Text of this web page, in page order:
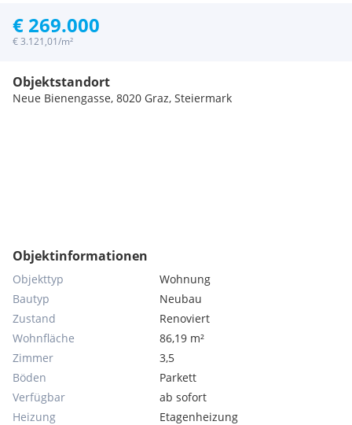
€ 269.000
€ 3.121,01/m²
Objektstandort
Neue Bienengasse, 8020 Graz, Steiermark
Objektinformationen
Objekttyp
Wohnung
Bautyp
Neubau
Zustand
Renoviert
Wohnfläche
86,19 m²
Zimmer
3,5
Böden
Parkett
Verfügbar
ab sofort
Heizung
Etagenheizung